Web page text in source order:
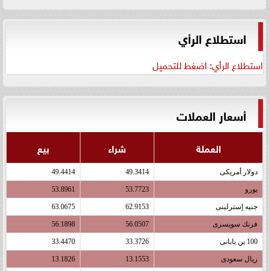
استطلاع الرأي
استطلاع الرأي: اضغط للتحميل
أسعار العملات
العملة شراء بيع
دولار أمريكى 49.3414
49.4414
يورو 53.7723
53.8961
جنيه إسترلينى 62.9153
63.0675
فرنك سويسرى 56.0507
56.1898
100 ين يابانى 33.3726
33.4470
ريال سعودى 13.1553
13.1826